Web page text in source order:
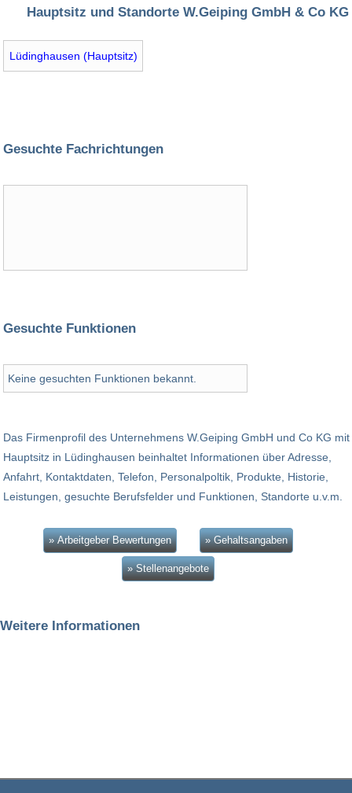
Hauptsitz und Standorte W.Geiping GmbH & Co KG
Lüdinghausen (Hauptsitz)
Gesuchte Fachrichtungen
Gesuchte Funktionen
Keine gesuchten Funktionen bekannt.
Das Firmenprofil des Unternehmens W.Geiping GmbH und Co KG mit
Hauptsitz in Lüdinghausen beinhaltet Informationen über Adresse,
Anfahrt, Kontaktdaten, Telefon, Personalpoltik, Produkte, Historie,
Leistungen, gesuchte Berufsfelder und Funktionen, Standorte u.v.m.
» Arbeitgeber Bewertungen » Gehaltsangaben
» Stellenangebote
Weitere Informationen